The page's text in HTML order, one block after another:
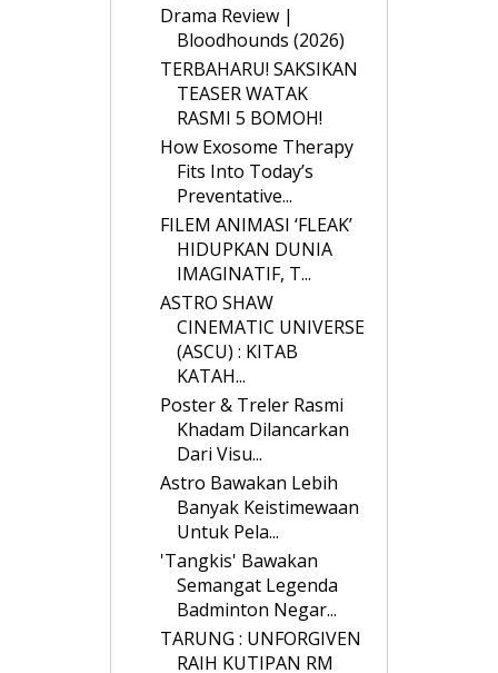
Drama Review |
Bloodhounds (2026)
TERBAHARU! SAKSIKAN
TEASER WATAK
RASMI 5 BOMOH!
How Exosome Therapy
Fits Into Today’s
Preventative...
FILEM ANIMASI ‘FLEAK’
HIDUPKAN DUNIA
IMAGINATIF, T...
ASTRO SHAW
CINEMATIC UNIVERSE
(ASCU) : KITAB
KATAH...
Poster & Treler Rasmi
Khadam Dilancarkan
Dari Visu...
Astro Bawakan Lebih
Banyak Keistimewaan
Untuk Pela...
'Tangkis' Bawakan
Semangat Legenda
Badminton Negar...
TARUNG : UNFORGIVEN
RAIH KUTIPAN RM